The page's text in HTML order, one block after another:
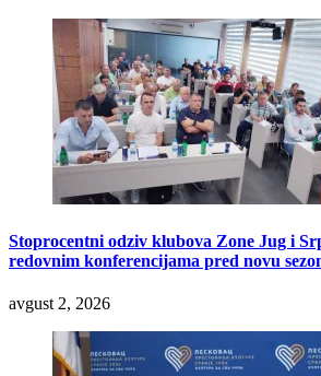
Stoprocentni odziv klubova Zone Jug i
redovnim konferencijama pred novu
avgust 2, 2026